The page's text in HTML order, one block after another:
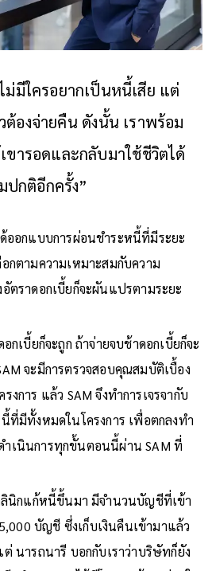
ม่มีใครอยากเป็นหนี้เสีย แต่
ต้องจ่ายคืน ดังนั้น เราพร้อม
ขารอดและกลับมาใช้ชีวิตได้
ปกติอีกครั้ง”
ออกแบบการผ่อนชำระหนี้ที่มีระยะ
กตามความเหมาะสมกับความ
ตราดอกเบี้ยก็จะผันแปรตามระยะ
กเบี้ยก็จะถูก ถ้าจ่ายจบช้าดอกเบี้ยก็จะ
จะมีการตรวจสอบคุณสมบัติเบื้อง
การ แล้ว SAM จึงทำการเจรจากับ
ที่มีทั้งหมดในโครงการ เพื่อตกลงทำ
เนินการทุกขั้นตอนนี้ผ่าน SAM ที่
ลินิกแก้หนี้ขึ้นมา มีจำนวนบัญชีที่เข้า
บัญชี ซึ่งเก็บเงินคืนเข้ามาแล้ว
นารถนารี บอกกับเราว่าบริษัทก็ยัง